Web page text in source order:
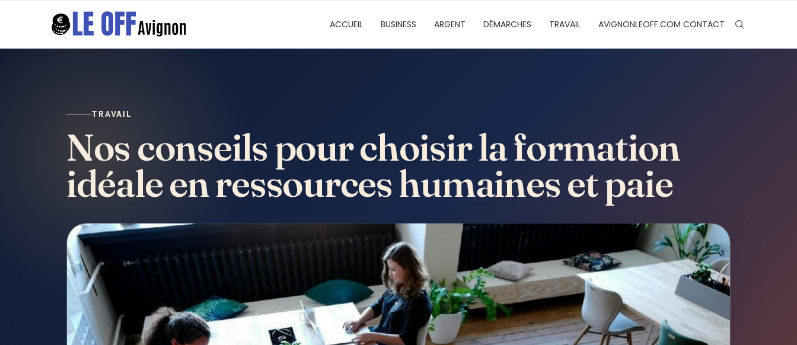
ACCUEIL BUSINESS ARGENT DÉMARCHES TRAVAIL AVIGNONLEOFF.COM CONTACT
TRAVAIL
Nos conseils pour choisir la formation
idéale en ressources humaines et paie